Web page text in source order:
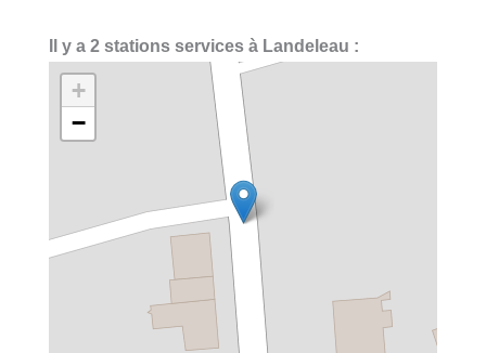
Il y a 2 stations services à Landeleau :
+
−